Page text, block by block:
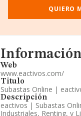
QUIERO
Informacion de su
Web
www.eactivos.com/
Titulo
Subastas Online |
Descripción
eactivos | Subastas
Industriales, Renting, y